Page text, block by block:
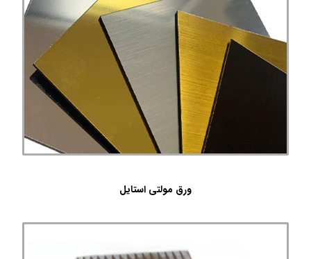
ورق مولتی استایل